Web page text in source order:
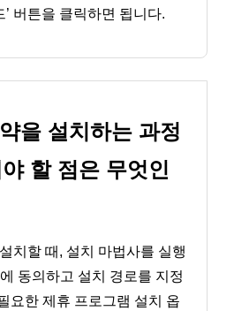
’ 버튼을 클릭하면 됩니다.
을 설치하는 과정
할 점은 무엇인
치할 때, 설치 마법사를 실행
동의하고 설치 경로를 지정
요한 제휴 프로그램 설치 옵